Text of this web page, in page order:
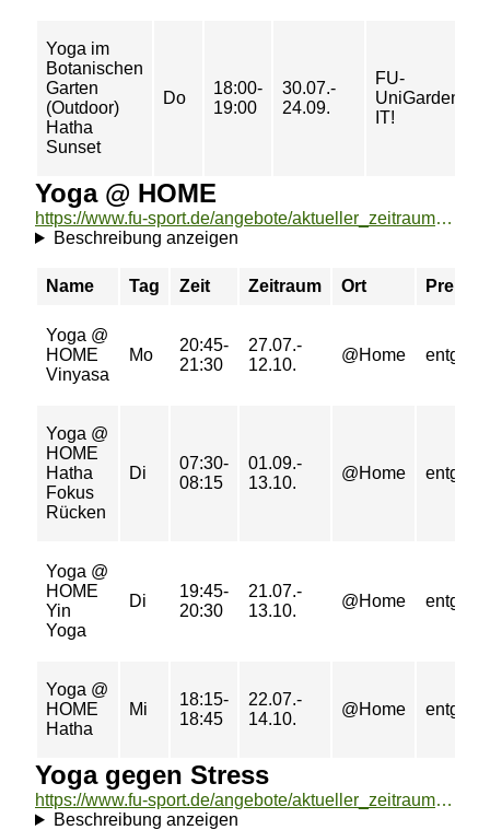
Yoga im
Botanischen
Garten
(Outdoor)
Hatha
Sunset
Do
18:00-
19:00
30.07.-
24.09.
FU-
IT!
Yoga @ HOME
https://www.fu-sport.de/angebote/aktueller_zeitraum/_Yoga___HOME.html
Beschreibung anzeigen
Name Tag Zeit Zeitraum Ort Preis
Yoga @
HOME
Vinyasa
Mo
20:45-
21:30
27.07.-
12.10.
@Home
Yoga @
HOME
Hatha
Fokus
Rücken
Di
07:30-
08:15
01.09.-
13.10.
@Home
Yoga @
HOME
Yin
Yoga
Di
19:45-
20:30
21.07.-
13.10.
@Home
Yoga @
HOME
Hatha
Mi
18:15-
18:45
22.07.-
14.10.
@Home
Yoga gegen Stress
https://www.fu-sport.de/angebote/aktueller_zeitraum/_Yoga_gegen_Stress.html
Beschreibung anzeigen